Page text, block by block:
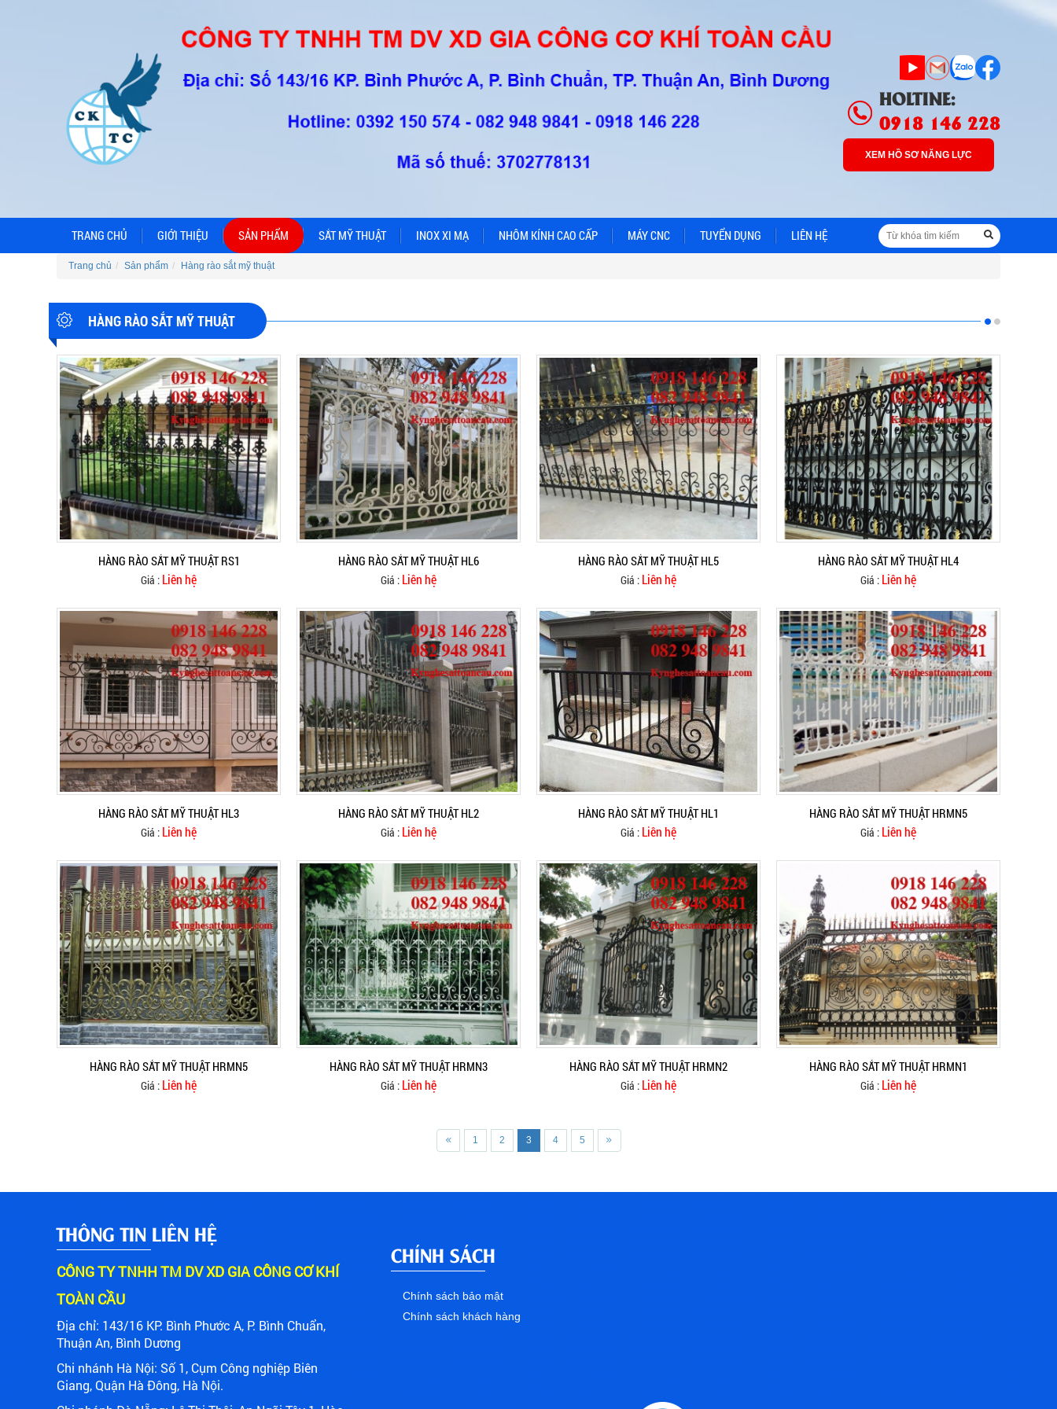
HOLTINE:
0918 146 228
XEM HỒ SƠ NĂNG LỰC
TRANG CHỦ GIỚI THIỆU SẢN PHẨM SẮT MỸ THUẬT INOX XI MẠ NHÔM KÍNH CAO CẤP MÁY CNC TUYỂN DỤNG LIÊN HỆ
Trang chủ Sản phẩm Hàng rào sắt mỹ thuật
HÀNG RÀO SẮT MỸ THUẬT
HÀNG RÀO SẮT MỸ THUẬT RS1
Giá : Liên hệ
HÀNG RÀO SẮT MỸ THUẬT HL6
Giá : Liên hệ
HÀNG RÀO SẮT MỸ THUẬT HL5
Giá : Liên hệ
HÀNG RÀO SẮT MỸ THUẬT HL4
Giá : Liên hệ
HÀNG RÀO SẮT MỸ THUẬT HL3
Giá : Liên hệ
HÀNG RÀO SẮT MỸ THUẬT HL2
Giá : Liên hệ
HÀNG RÀO SẮT MỸ THUẬT HL1
Giá : Liên hệ
HÀNG RÀO SẮT MỸ THUẬT HRMN5
Giá : Liên hệ
HÀNG RÀO SẮT MỸ THUẬT HRMN5
Giá : Liên hệ
HÀNG RÀO SẮT MỸ THUẬT HRMN3
Giá : Liên hệ
HÀNG RÀO SẮT MỸ THUẬT HRMN2
Giá : Liên hệ
HÀNG RÀO SẮT MỸ THUẬT HRMN1
Giá : Liên hệ
1 2 3 4 5
THÔNG TIN LIÊN HỆ
CÔNG TY TNHH TM DV XD GIA CÔNG CƠ KHÍ
TOÀN CẦU
Địa chỉ: 143/16 KP. Bình Phước A, P. Bình Chuẩn,
Thuận An, Bình Dương
Chi nhánh Hà Nội: Số 1, Cụm Công nghiệp Biên
Giang, Quận Hà Đông, Hà Nội.
CHÍNH SÁCH
Chính sách bảo mật
Chính sách khách hàng